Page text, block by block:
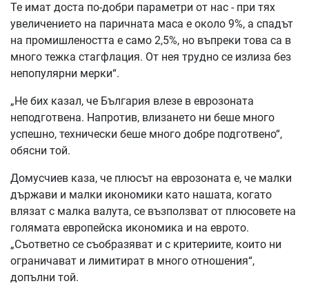
Те имат доста по-добри параметри от нас - при тях
увеличението на паричната маса е около 9%, а спадът
на промишлеността е само 2,5%, но въпреки това са в
много тежка стагфлация. От нея трудно се излиза без
непопулярни мерки“.
„Не бих казал, че България влезе в еврозоната
неподготвена. Напротив, влизането ни беше много
успешно, технически беше много добре подготвено“,
обясни той.
Домусчиев каза, че плюсът на еврозоната е, че малки
държави и малки икономики като нашата, когато
влязат с малка валута, се възползват от плюсовете на
голямата европейска икономика и на еврото.
„Съответно се съобразяват и с критериите, които ни
ограничават и лимитират в много отношения“,
допълни той.